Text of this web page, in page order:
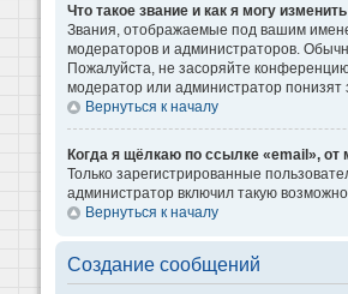
Что такое звание и как я могу
Звания, отображаемые под вашим
модераторов и администраторов.
Пожалуйста, не засоряйте
модератор или администратор
Вернуться к началу
Когда я щёлкаю по ссылке «email»,
Только зарегистрированные
администратор включил такую
Вернуться к началу
Создание сообщений